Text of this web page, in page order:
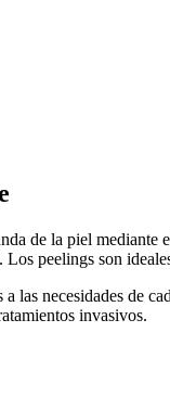
de la piel
peelings son
necesidades de
invasivos.